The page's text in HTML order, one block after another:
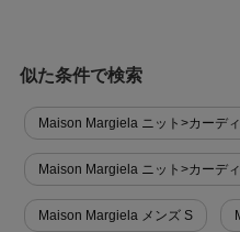
似た条件で検索
Maison Margiela ニット>カーデ
Maison Margiela ニット>カーデ
Maison Margiela メンズ S